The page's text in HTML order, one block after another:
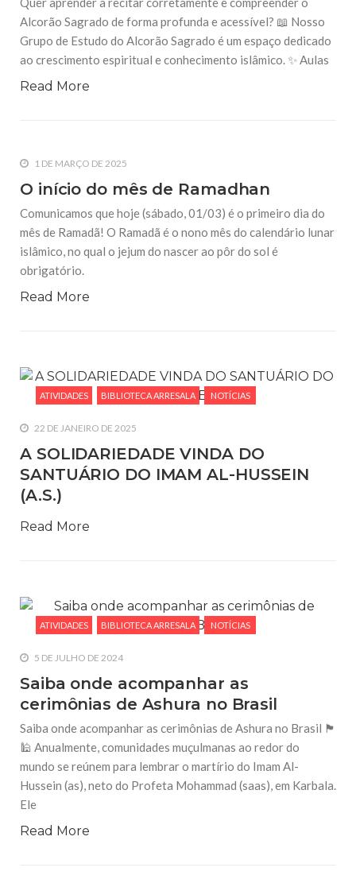
24 DE AGOSTO DE 2014
Abdel-Wahab Abdel-Karim Chokor.
Em nome do Altíssimo Com tristeza e pesar informamos o
Chokor (Que a clemência de Deus esteja com ele) Seus
Ebrahim Samour.
falecimento do Sr. Ahmad Ebrahim Samour (Que a clemência
a sua alma o IFTAR no
Alcorão Sagrado de forma profunda e acessível? 📖 Nosso
Grupo de Estudo do Alcorão Sagrado é um espaço dedicado
ao crescimento espiritual e conhecimento islâmico. ✨ Aulas
Read More
1 DE MARÇO DE 2025
O início do mês de Ramadhan
Comunicamos que hoje (sábado, 01/03) é o primeiro dia do
mês de Ramadã! O Ramadã é o nono mês do calendário lunar
islâmico, no qual o jejum do nascer ao pôr do sol é
obrigatório.
Read More
ATIVIDADES BIBLIOTECA ARRESALA NOTÍCIAS
22 DE JANEIRO DE 2025
A SOLIDARIEDADE VINDA DO
SANTUÁRIO DO IMAM AL-HUSSEIN
(A.S.)
Read More
ATIVIDADES BIBLIOTECA ARRESALA NOTÍCIAS
5 DE JULHO DE 2024
Saiba onde acompanhar as
cerimônias de Ashura no Brasil
Saiba onde acompanhar as cerimônias de Ashura no Brasil 🏴
🕌 Anualmente, comunidades muçulmanas ao redor do
mundo se reúnem para lembrar o martírio do Imam Al-
Hussein (as), neto do Profeta Mohammad (saas), em Karbala.
Ele
Read More